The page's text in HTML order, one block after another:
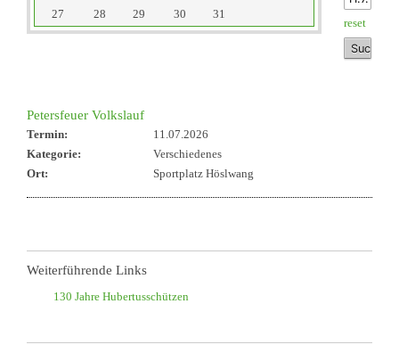
27
28 29 30 31
reset
Petersfeuer Volkslauf
Termin:
11.07.2026
Kategorie:
Verschiedenes
Ort:
Sportplatz Höslwang
Weiterführende Links
130 Jahre Hubertusschützen